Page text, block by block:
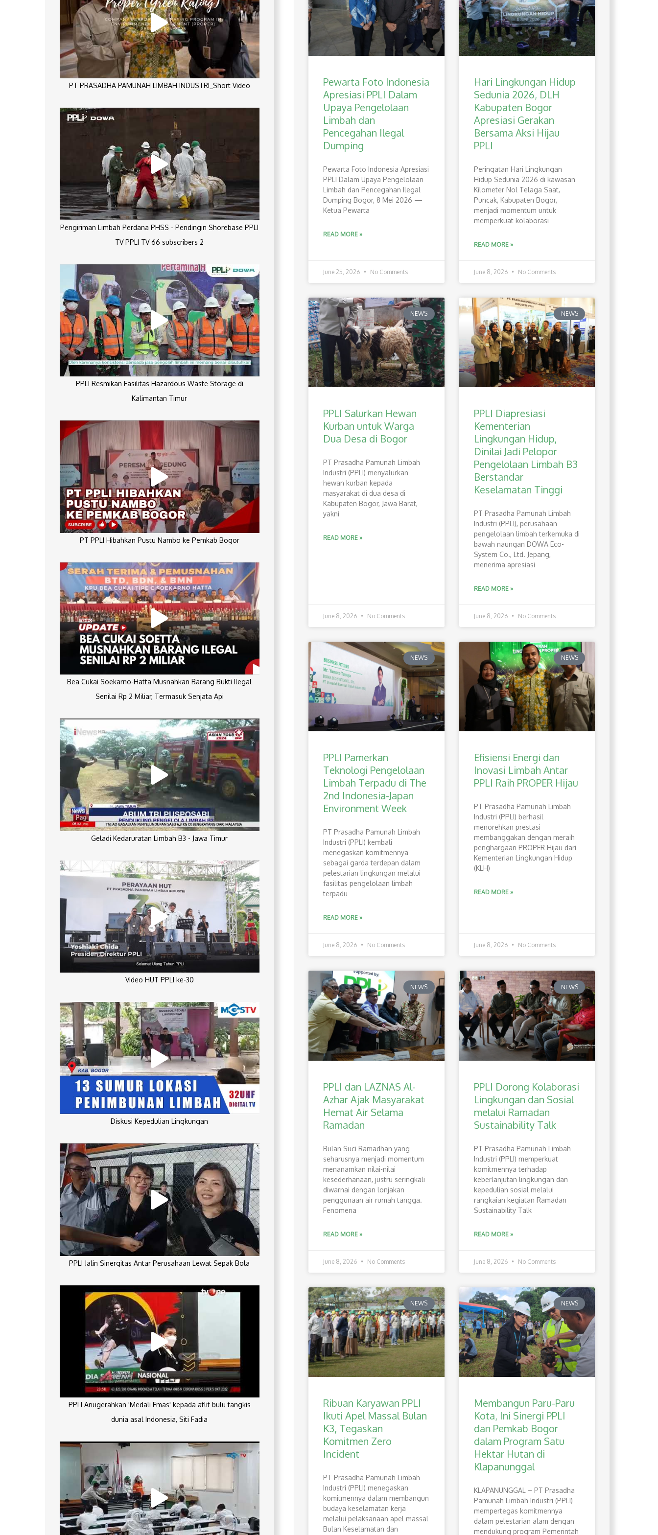
PT PRASADHA PAMUNAH LIMBAH INDUSTRI_Short Video
Pengiriman Limbah Perdana PHSS - Pendingin Shorebase PPLI
TV PPLI TV 66 subscribers 2
PPLI Resmikan Fasilitas Hazardous Waste Storage di
Kalimantan Timur
PT PPLI Hibahkan Pustu Nambo ke Pemkab Bogor
Bea Cukai Soekarno-Hatta Musnahkan Barang Bukti Ilegal
Senilai Rp 2 Miliar, Termasuk Senjata Api
Geladi Kedaruratan Limbah B3 - Jawa Timur
Video HUT PPLI ke-30
Diskusi Kepedulian Lingkungan
PPLI Jalin Sinergitas Antar Perusahaan Lewat Sepak Bola
PPLI Anugerahkan 'Medali Emas' kepada atlit bulu tangkis
dunia asal Indonesia, Siti Fadia
Pewarta Foto Indonesia
Apresiasi PPLI Dalam
Upaya Pengelolaan
Limbah dan
Pencegahan Ilegal
Dumping
Pewarta Foto Indonesia Apresiasi
PPLI Dalam Upaya Pengelolaan
Limbah dan Pencegahan Ilegal
Dumping Bogor, 8 Mei 2026 —
Ketua Pewarta
READ MORE »
June 25, 2026 No Comments
Hari Lingkungan Hidup
Sedunia 2026, DLH
Kabupaten Bogor
Apresiasi Gerakan
Bersama Aksi Hijau
PPLI
Peringatan Hari Lingkungan
Hidup Sedunia 2026 di kawasan
Kilometer Nol Telaga Saat,
Puncak, Kabupaten Bogor,
menjadi momentum untuk
memperkuat kolaborasi
READ MORE »
June 8, 2026 No Comments
NEWS
PPLI Salurkan Hewan
Kurban untuk Warga
Dua Desa di Bogor
PT Prasadha Pamunah Limbah
Industri (PPLI) menyalurkan
hewan kurban kepada
masyarakat di dua desa di
Kabupaten Bogor, Jawa Barat,
yakni
READ MORE »
June 8, 2026 No Comments
NEWS
PPLI Diapresiasi
Kementerian
Lingkungan Hidup,
Dinilai Jadi Pelopor
Pengelolaan Limbah B3
Berstandar
Keselamatan Tinggi
PT Prasadha Pamunah Limbah
Industri (PPLI), perusahaan
pengelolaan limbah terkemuka di
bawah naungan DOWA Eco-
System Co., Ltd. Jepang,
menerima apresiasi
READ MORE »
June 8, 2026 No Comments
NEWS
PPLI Pamerkan
Teknologi Pengelolaan
Limbah Terpadu di The
2nd Indonesia-Japan
Environment Week
PT Prasadha Pamunah Limbah
Industri (PPLI) kembali
menegaskan komitmennya
sebagai garda terdepan dalam
pelestarian lingkungan melalui
fasilitas pengelolaan limbah
terpadu
READ MORE »
June 8, 2026 No Comments
NEWS
Efisiensi Energi dan
Inovasi Limbah Antar
PPLI Raih PROPER Hijau
PT Prasadha Pamunah Limbah
Industri (PPLI) berhasil
menorehkan prestasi
membanggakan dengan meraih
penghargaan PROPER Hijau dari
Kementerian Lingkungan Hidup
(KLH)
READ MORE »
June 8, 2026 No Comments
NEWS
PPLI dan LAZNAS Al-
Azhar Ajak Masyarakat
Hemat Air Selama
Ramadan
Bulan Suci Ramadhan yang
seharusnya menjadi momentum
menanamkan nilai-nilai
kesederhanaan, justru seringkali
diwarnai dengan lonjakan
penggunaan air rumah tangga.
Fenomena
READ MORE »
June 8, 2026 No Comments
NEWS
PPLI Dorong Kolaborasi
Lingkungan dan Sosial
melalui Ramadan
Sustainability Talk
PT Prasadha Pamunah Limbah
Industri (PPLI) memperkuat
komitmennya terhadap
keberlanjutan lingkungan dan
kepedulian sosial melalui
rangkaian kegiatan Ramadan
Sustainability Talk
READ MORE »
June 8, 2026 No Comments
NEWS
Ribuan Karyawan PPLI
Ikuti Apel Massal Bulan
K3, Tegaskan
Komitmen Zero
Incident
PT Prasadha Pamunah Limbah
Industri (PPLI) menegaskan
komitmennya dalam membangun
budaya keselamatan kerja
melalui pelaksanaan apel massal
Bulan Keselamatan dan
NEWS
Membangun Paru-Paru
Kota, Ini Sinergi PPLI
dan Pemkab Bogor
dalam Program Satu
Hektar Hutan di
Klapanunggal
​KLAPANUNGGAL – PT Prasadha
Pamunah Limbah Industri (PPLI)
mempertegas komitmennya
dalam pelestarian alam dengan
mendukung program Pemerintah